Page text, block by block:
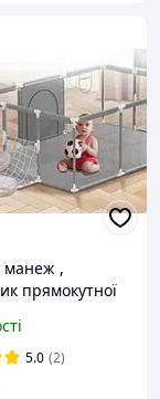
манеж ,
прямокутної
5.0 (2)